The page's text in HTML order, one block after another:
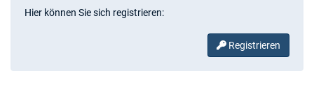
Hier können Sie sich registrieren:
Registrieren